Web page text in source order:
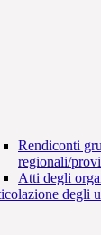
Rendiconti
regionali/
Atti degli
degli